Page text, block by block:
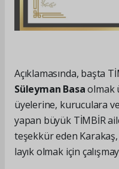
Açıklamasında, başta
Süleyman Basaolmak
üyelerine, kuruculara
yapan büyük TİMBİR
teşekkür eden
layık olmak için